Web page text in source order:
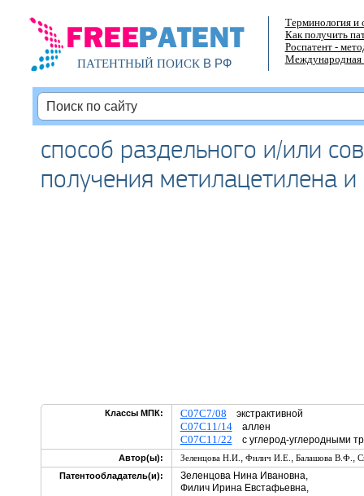
ПАТЕНТНЫЙ ПОИСКВ РФ
Терминология и
Как получить
Роспатент -
Международная
способ раздельного и/или
получения метилацетилена
Классы МПК: C07C7/08 экстрактивной
C07C11/14аллен
C07C11/22 с углерод-углеродными
Автор(ы): Зеленцова Н.И. , Филич И.Е. , Балашова В.Ф. ,
Патентообладатель(и):
Зеленцова Нина Ивановна,
Филич Ирина Евстафьевна,